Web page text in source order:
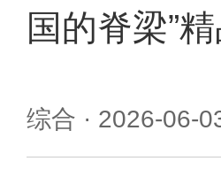
国的脊梁”
综合 · 2026-06-